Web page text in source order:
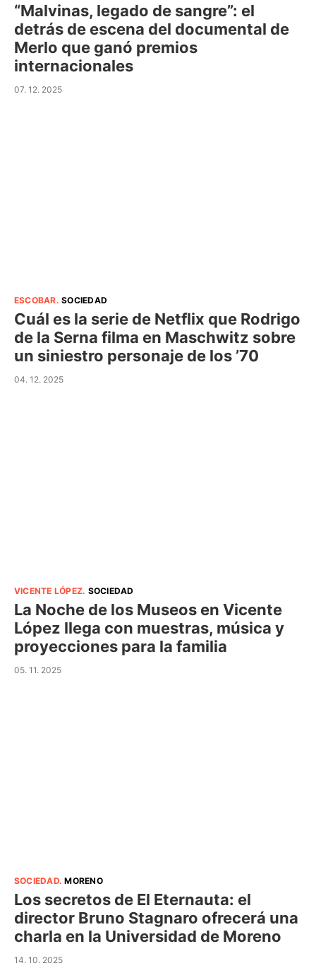
“Malvinas, legado de sangre”: el
detrás de escena del documental de
Merlo que ganó premios
internacionales
07. 12. 2025
ESCOBAR.SOCIEDAD
Cuál es la serie de Netflix que Rodrigo
de la Serna filma en Maschwitz sobre
un siniestro personaje de los ’70
04. 12. 2025
VICENTE LÓPEZ. SOCIEDAD
La Noche de los Museos en Vicente
López llega con muestras, música y
proyecciones para la familia
05. 11. 2025
SOCIEDAD.MORENO
Los secretos de El Eternauta: el
director Bruno Stagnaro ofrecerá una
charla en la Universidad de Moreno
14. 10. 2025